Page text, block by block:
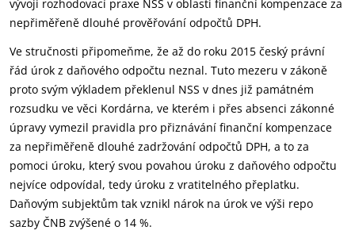
vývoji rozhodovací praxe NSS v oblasti finanční kompenzace za
nepřiměřeně dlouhé prověřování odpočtů DPH.
Ve stručnosti připomeňme, že až do roku 2015 český právní
řád úrok z daňového odpočtu neznal. Tuto mezeru v zákoně
proto svým výkladem překlenul NSS v dnes již památném
rozsudku ve věci Kordárna, ve kterém i přes absenci zákonné
úpravy vymezil pravidla pro přiznávání finanční kompenzace
za nepřiměřeně dlouhé zadržování odpočtů DPH, a to za
pomoci úroku, který svou povahou úroku z daňového odpočtu
nejvíce odpovídal, tedy úroku z vratitelného přeplatku.
Daňovým subjektům tak vznikl nárok na úrok ve výši repo
sazby ČNB zvýšené o 14 %.